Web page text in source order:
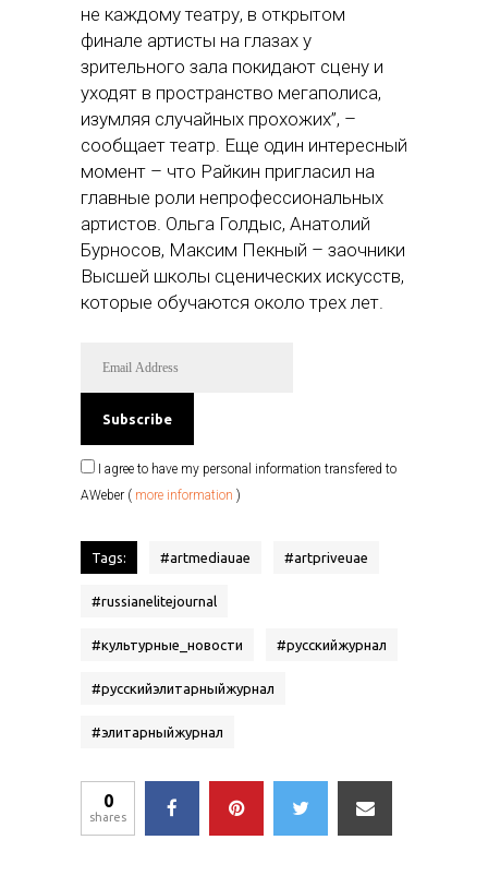
не каждому театру, в открытом
финале артисты на глазах у
зрительного зала покидают сцену и
уходят в пространство мегаполиса,
изумляя случайных прохожих”, –
сообщает театр. Еще один интересный
момент – что Райкин пригласил на
главные роли непрофессиональных
артистов. Ольга Голдыс, Анатолий
Бурносов, Максим Пекный – заочники
Высшей школы сценических искусств,
которые обучаются около трех лет.
I agree to have my personal information transfered to
AWeber ( more information )
Tags: #artmediauae #artpriveuae
#russianelitejournal
#культурные_новости #русскийжурнал
#русскийэлитарныйжурнал
#элитарныйжурнал
0
shares